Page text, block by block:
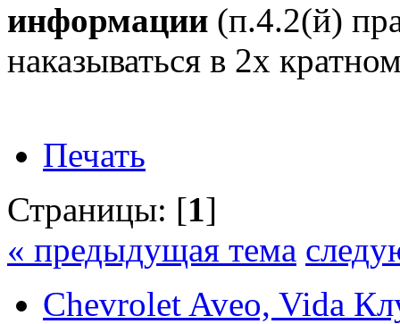
информации (п.4.2(й)
наказываться в 2х
Печать
Страницы: [1]
« предыдущая тема
Chevrolet Aveo, Vida